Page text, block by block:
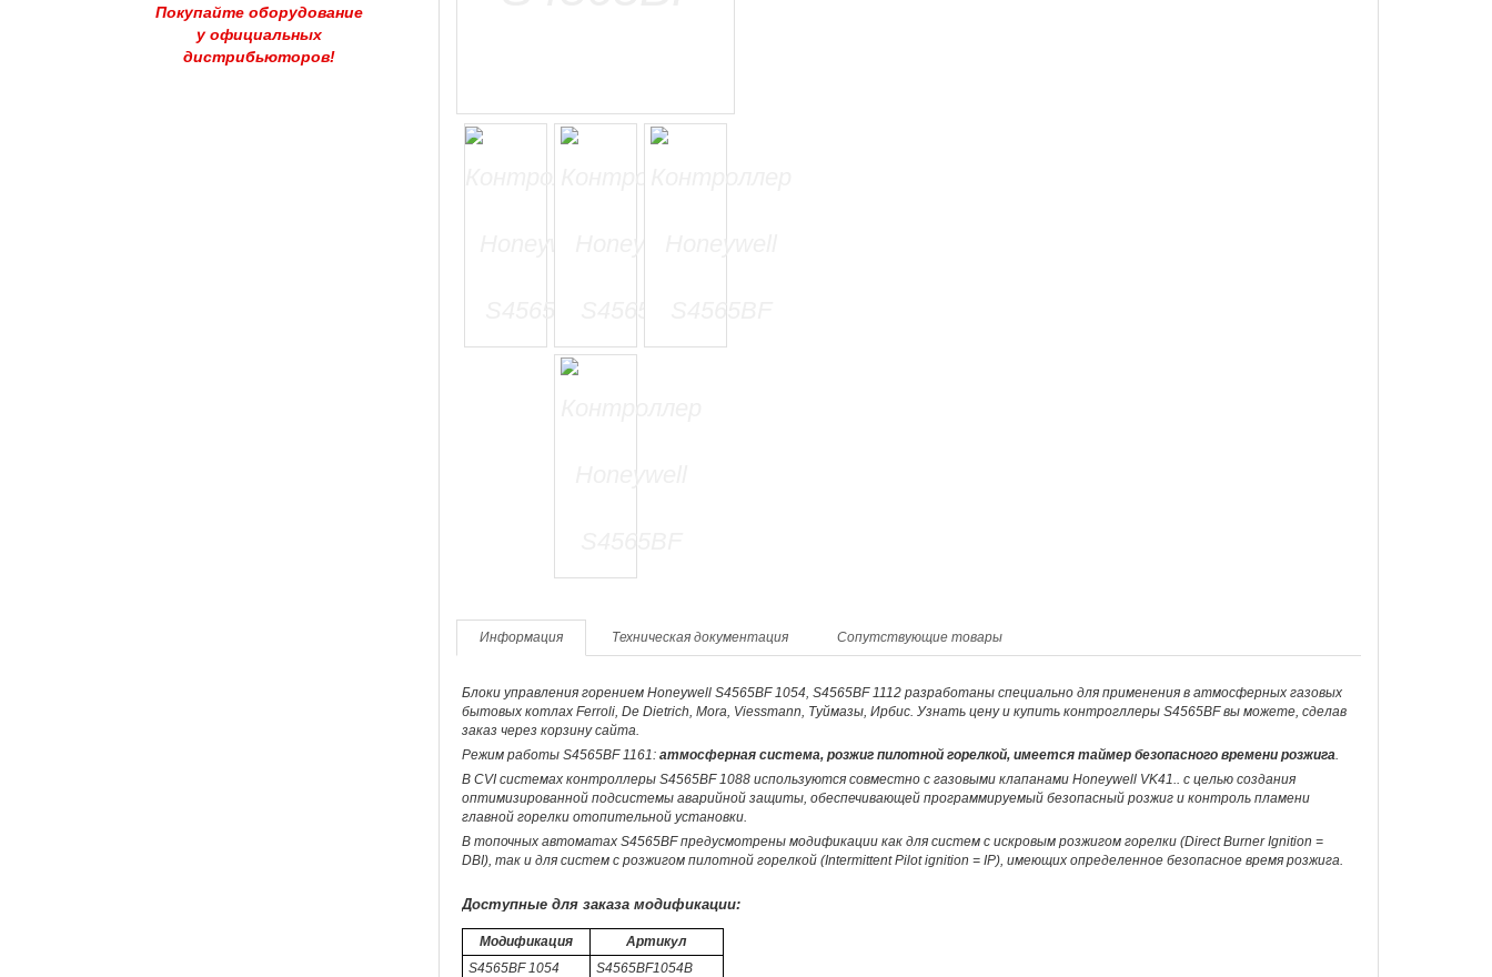
Покупайте оборудование
у официальных
дистрибьюторов!
Информация Техническая документация Сопутствующие товары
Блоки управления горением Honeywell S4565BF 1054, S4565BF 1112 разработаны специально для применения в атмосферных газовых
бытовых котлах Ferroli, De Dietrich, Mora, Viessmann, Туймазы, Ирбис. Узнать цену и купить контрогллеры S4565BF вы можете, сделав
заказ через корзину сайта.
Режим работы S4565BF 1161: атмосферная система, розжиг пилотной горелкой, имеется таймер безопасного времени розжига
В CVI системах контроллеры S4565BF 1088 используются совместно с газовыми клапанами Honeywell VK41.. с целью создания
оптимизированной подсистемы аварийной защиты, обеспечивающей программируемый безопасный розжиг и контроль пламени
главной горелки отопительной установки.
В топочных автоматах S4565BF предусмотрены модификации как для систем с искровым розжигом горелки (Direct Burner Ignition =
DBI), так и для систем с розжигом пилотной горелкой (Intermittent Pilot ignition = IP), имеющих определенное безопасное время розжига.
Доступные для заказа модификации:
Модификация
Артикул
S4565BF 1054
S4565BF1054B